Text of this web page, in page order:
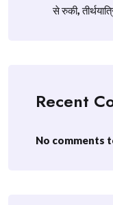
से रुकी,
Recent
No comments